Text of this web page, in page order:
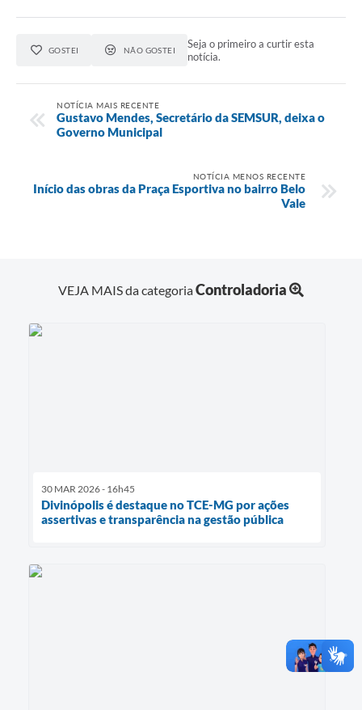
GOSTEI NÃO GOSTEI
Seja o primeiro a curtir esta
notícia.
NOTÍCIA MAIS RECENTE
Gustavo Mendes, Secretário da SEMSUR, deixa o
Governo Municipal
NOTÍCIA MENOS RECENTE
Início das obras da Praça Esportiva no bairro Belo
Vale
VEJA MAIS da categoriaControladoria
30 MAR 2026 - 16h45
Divinópolis é destaque no TCE-MG por ações
assertivas e transparência na gestão pública